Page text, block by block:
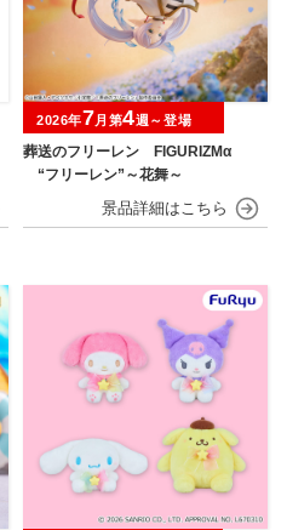
葬送のフリーレン FIGURIZMα
“フリーレン”～花舞～
2026年7月第4週～登場